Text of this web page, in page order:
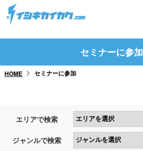
トップページ
研修・ツアーに参加
セミナーに参加
HOME セミナーに参加
エリアで検索
ジャンルで検索